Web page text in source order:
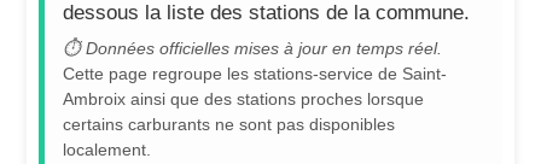
dessous la liste des stations de la commune.
⏱ Données officielles mises à jour en temps réel.
Cette page regroupe les stations-service de Saint-
Ambroix ainsi que des stations proches lorsque
certains carburants ne sont pas disponibles
localement.